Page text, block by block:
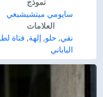
سايومي ميتشيشيغي
العلامات
نقي, حلو, إلهة, فتاة
الياباني